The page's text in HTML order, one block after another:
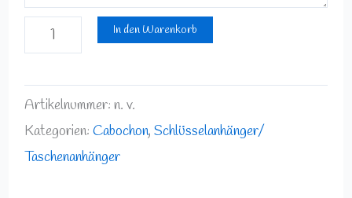
In den Warenkorb
Artikelnummer: n. v.
Kategorien: Cabochon, Schlüsselanhänger/
Taschenanhänger